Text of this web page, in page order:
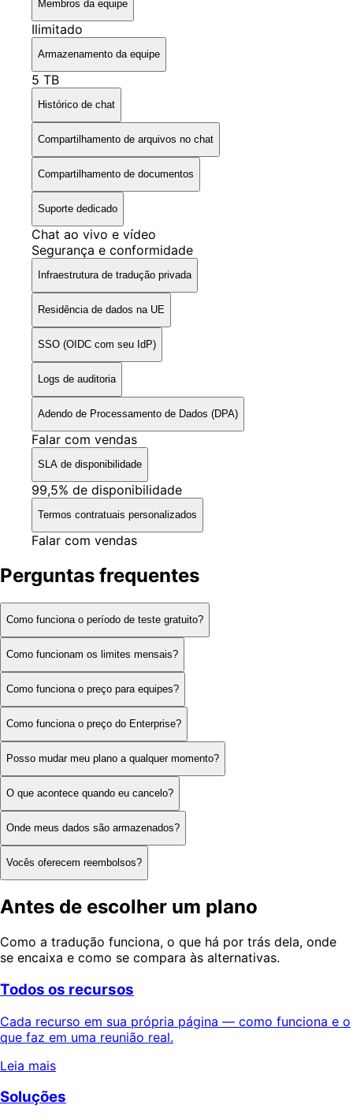
Membros da equipe
Ilimitado
Armazenamento da equipe
5 TB
Histórico de chat
Compartilhamento de arquivos no chat
Compartilhamento de documentos
Suporte dedicado
Chat ao vivo e vídeo
Segurança e conformidade
Infraestrutura de tradução privada
Residência de dados na UE
SSO (OIDC com seu IdP)
Logs de auditoria
Adendo de Processamento de Dados (DPA)
Falar com vendas
SLA de disponibilidade
99,5% de disponibilidade
Termos contratuais personalizados
Falar com vendas
Perguntas frequentes
Como funciona o período de teste gratuito?
Como funcionam os limites mensais?
Como funciona o preço para equipes?
Como funciona o preço do Enterprise?
Posso mudar meu plano a qualquer momento?
O que acontece quando eu cancelo?
Onde meus dados são armazenados?
Vocês oferecem reembolsos?
Antes de escolher um plano
Como a tradução funciona, o que há por trás dela, onde
se encaixa e como se compara às alternativas.
Todos os recursos
Cada recurso em sua própria página — como funciona e o
que faz em uma reunião real.
Leia mais
Soluções